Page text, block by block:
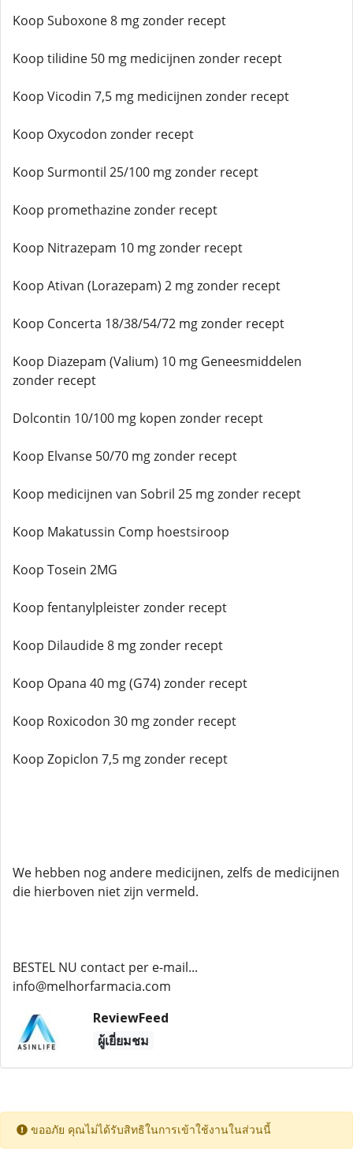
Koop Suboxone 8 mg zonder recept
Koop tilidine 50 mg medicijnen zonder recept
Koop Vicodin 7,5 mg medicijnen zonder recept
Koop Oxycodon zonder recept
Koop Surmontil 25/100 mg zonder recept
Koop promethazine zonder recept
Koop Nitrazepam 10 mg zonder recept
Koop Ativan (Lorazepam) 2 mg zonder recept
Koop Concerta 18/38/54/72 mg zonder recept
Koop Diazepam (Valium) 10 mg Geneesmiddelen
zonder recept
Dolcontin 10/100 mg kopen zonder recept
Koop Elvanse 50/70 mg zonder recept
Koop medicijnen van Sobril 25 mg zonder recept
Koop Makatussin Comp hoestsiroop
Koop Tosein 2MG
Koop fentanylpleister zonder recept
Koop Dilaudide 8 mg zonder recept
Koop Opana 40 mg (G74) zonder recept
Koop Roxicodon 30 mg zonder recept
Koop Zopiclon 7,5 mg zonder recept
We hebben nog andere medicijnen, zelfs de medicijnen
die hierboven niet zijn vermeld.
BESTEL NU contact per e-mail...
info@melhorfarmacia.com
ReviewFeed
ผู้เยี่ยมชม
ขออภัย คุณไม่ได้รับสิทธิในการเข้าใช้งานในส่วนนี้